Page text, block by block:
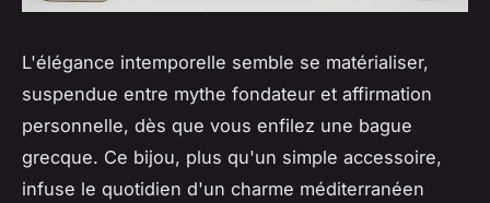
L'élégance intemporelle semble se matérialiser,
suspendue entre mythe fondateur et affirmation
personnelle, dès que vous enfilez une bague
grecque. Ce bijou, plus qu'un simple accessoire,
infuse le quotidien d'un charme méditerranéen